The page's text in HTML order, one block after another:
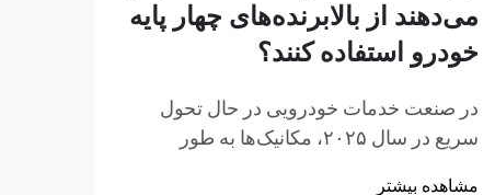
می‌دهند از بالابرنده‌های چهار پایه
خودرو استفاده کنند؟
در صنعت خدمات خودرویی در حال تحول
سریع در سال ۲۰۲۵، مکانیک‌ها به طور
مشاهده بیشتر